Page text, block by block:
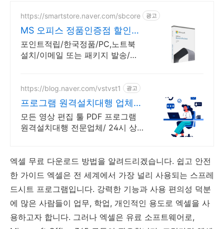
https://smartstore.naver.com/sbcore 광고
MS 오피스 정품인증점 할인적
립을 확인하세요!
포인트적립/한국정품/PC,노트북
설치/이메일 또는 패키지 발송/게
인증점
https://blog.naver.com/vstvst1 광고
프로그램 원격설치대행 업체
프로그램 원격설치대행 전문
모든 영상 편집 툴 PDF 프로그램
원격설치대행 전문업체/ 24시 상
업체/ 24시 상담/ 영구AS
엑셀 무료 다운로드 방법을 알려드리겠습니다. 쉽고 안전
한 가이드 엑셀은 전 세계에서 가장 널리 사용되는 스프레
드시트 프로그램입니다. 강력한 기능과 사용 편의성 덕분
에 많은 사람들이 업무, 학업, 개인적인 용도로 엑셀을 사
용하고자 합니다. 그러나 엑셀은 유료 소프트웨어로,